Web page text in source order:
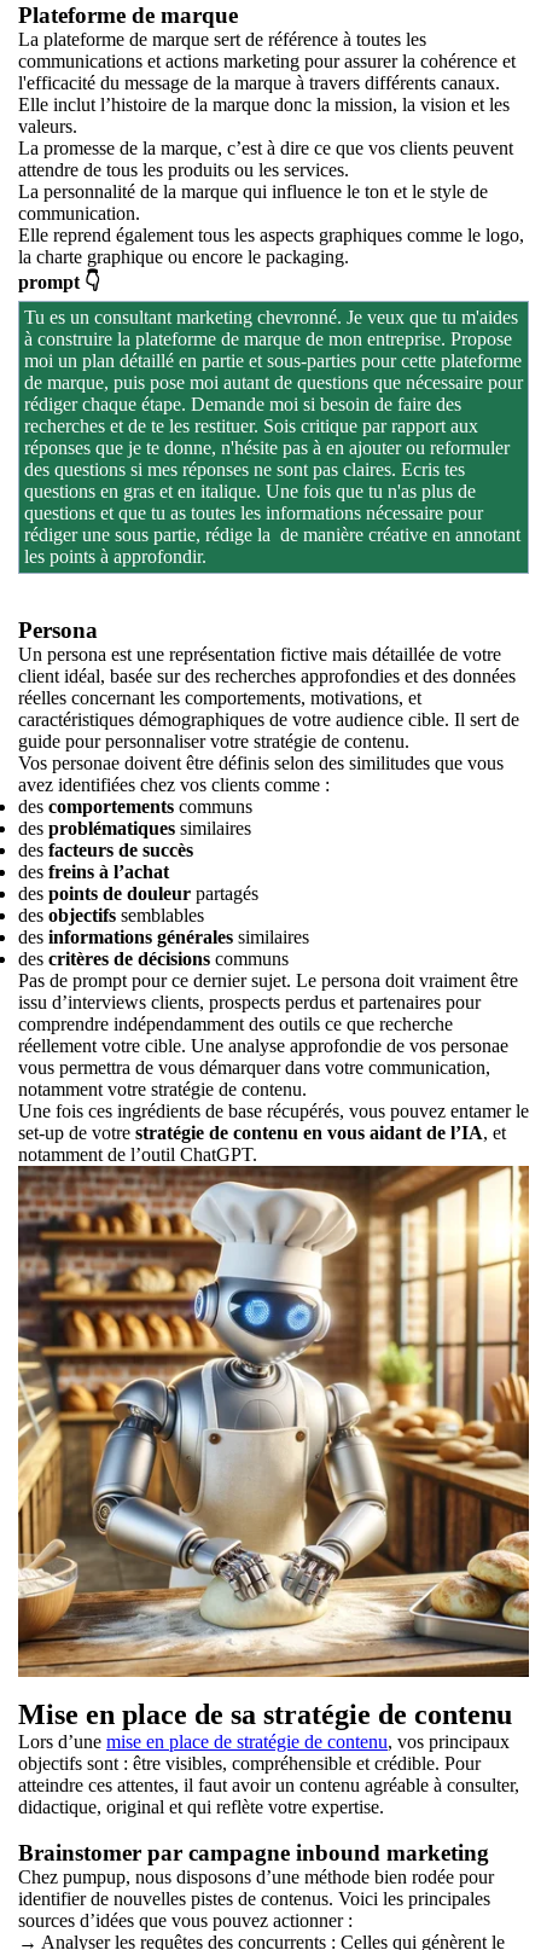
Plateforme de marque
La plateforme de marque sert de référence à toutes les
communications et actions marketing pour assurer la cohérence et
l'efficacité du message de la marque à travers différents canaux.
Elle inclut l’histoire de la marque donc la mission, la vision et les
valeurs.
La promesse de la marque, c’est à dire ce que vos clients peuvent
attendre de tous les produits ou les services.
La personnalité de la marque qui influence le ton et le style de
communication.
Elle reprend également tous les aspects graphiques comme le logo,
la charte graphique ou encore le packaging.
prompt 👇
Tu es un consultant marketing chevronné. Je veux que tu m'aides
à construire la plateforme de marque de mon entreprise. Propose
moi un plan détaillé en partie et sous-parties pour cette plateforme
de marque, puis pose moi autant de questions que nécessaire pour
rédiger chaque étape. Demande moi si besoin de faire des
recherches et de te les restituer. Sois critique par rapport aux
réponses que je te donne, n'hésite pas à en ajouter ou reformuler
des questions si mes réponses ne sont pas claires. Ecris tes
questions en gras et en italique. Une fois que tu n'as plus de
questions et que tu as toutes les informations nécessaire pour
rédiger une sous partie, rédige la de manière créative en annotant
les points à approfondir.
Persona
Un persona est une représentation fictive mais détaillée de votre
client idéal, basée sur des recherches approfondies et des données
réelles concernant les comportements, motivations, et
caractéristiques démographiques de votre audience cible. Il sert de
guide pour personnaliser votre stratégie de contenu.
Vos personae doivent être définis selon des similitudes que vous
avez identifiées chez vos clients comme :
des comportements communs
des problématiques similaires
des facteurs de succès
des freins à l’achat
des points de douleur partagés
des objectifs semblables
des informations générales similaires
des critères de décisions communs
Pas de prompt pour ce dernier sujet. Le persona doit vraiment être
issu d’interviews clients, prospects perdus et partenaires pour
comprendre indépendamment des outils ce que recherche
réellement votre cible. Une analyse approfondie de vos personae
vous permettra de vous démarquer dans votre communication,
notamment votre stratégie de contenu.
Une fois ces ingrédients de base récupérés, vous pouvez entamer le
set-up de votre stratégie de contenu en vous aidant de l’IA, et
notamment de l’outil ChatGPT.
Mise en place de sa stratégie de contenu
Lors d’une mise en place de stratégie de contenu, vos principaux
objectifs sont : être visibles, compréhensible et crédible. Pour
atteindre ces attentes, il faut avoir un contenu agréable à consulter,
didactique, original et qui reflète votre expertise.
Brainstomer par campagne inbound marketing
Chez pumpup, nous disposons d’une méthode bien rodée pour
identifier de nouvelles pistes de contenus. Voici les principales
sources d’idées que vous pouvez actionner :
→ Analyser les requêtes des concurrents : Celles qui génèrent le